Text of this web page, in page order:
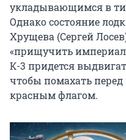
укладывающимся в
Однако состояние
Хрущева (Сергей
«прищучить
К-3 придется
чтобы помахать
красным флагом.